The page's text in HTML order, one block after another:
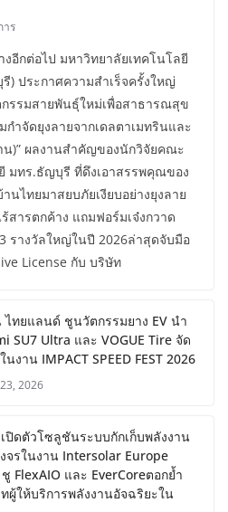
าร
งอีกต่อไป มหาวิทยาลัยเทคโนโลยี
ประกาศความสำเร็จครั้งใหญ่
รรมสายพันธุ์ใหม่เพื่อสาธารณสุข
ำจัดยุงลายจากเดลตาเมทรินและ
น)” ผลงานสำคัญของนักวิจัยคณะ
มทร.ธัญบุรี ที่ดึงเอาสรรพคุณของ
นไทยมาสยบภัยเงียบอย่างยุงลาย
สารตกค้าง แถมฟอร์มเจ๋งกวาด
รางวัลใหญ่ในปี 2026ล่าสุดจับมือ
License กับ บริษัท
ไทยแลนด์ ชูนวัตกรรมยาง EV นำ
SU7 Ultra และ VOGUE Tire จัด
นงาน IMPACT SPEED FEST 2026
2026
ปิดตัวโซลูชันระบบกักเก็บพลังงาน
จรในงาน Intersolar Europe
FlexAIO และ EverCoreตอกย้ำ
ผู้ให้บริการพลังงานอัจฉริยะใน